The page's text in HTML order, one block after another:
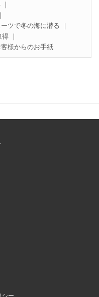
ーツで冬の海に潜る
得
客様からのお手紙